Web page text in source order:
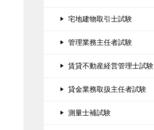
宅地建物取引士試験
管理業務主任者試験
賃貸不動産経営管理士試験
貸金業務取扱主任者試験
測量士補試験